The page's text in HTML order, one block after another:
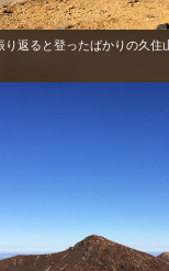
り返ると登ったばかりの久住